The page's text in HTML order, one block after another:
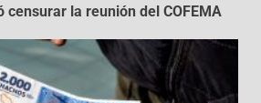
censurar la reunión del COFEMA